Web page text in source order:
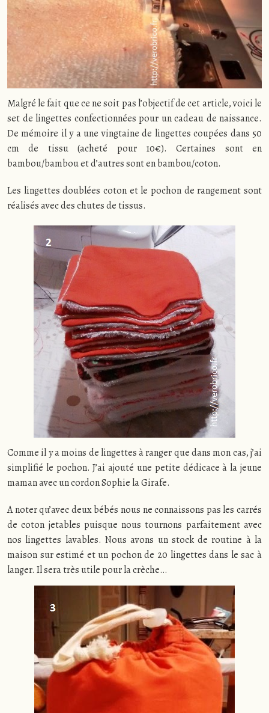
Malgré le fait que ce ne soit pas l’objectif de cet article, voici le
set de lingettes confectionnées pour un cadeau de naissance.
De mémoire il y a une vingtaine de lingettes coupées dans 50
cm de tissu (acheté pour 10€). Certaines sont en
bambou/bambou et d’autres sont en bambou/coton.
Les lingettes doublées coton et le pochon de rangement sont
réalisés avec des chutes de tissus.
Comme il y a moins de lingettes à ranger que dans mon cas, j’ai
simplifié le pochon. J’ai ajouté une petite dédicace à la jeune
maman avec un cordon Sophie la Girafe.
A noter qu’avec deux bébés nous ne connaissons pas les carrés
de coton jetables puisque nous tournons parfaitement avec
nos lingettes lavables. Nous avons un stock de routine à la
maison sur estimé et un pochon de 20 lingettes dans le sac à
langer. Il sera très utile pour la crèche…